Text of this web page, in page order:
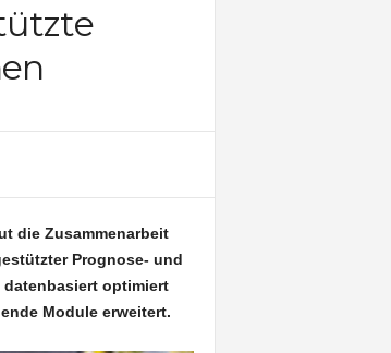
die Zusammenarbeit
Prognose- und
optimiert
Module erweitert.